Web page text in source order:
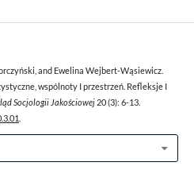
and Ewelina Wejbert-Wąsiewicz.
wspólnoty I przestrzeń. Refleksje I
Socjologii Jakościowej 20 (3): 6-13.